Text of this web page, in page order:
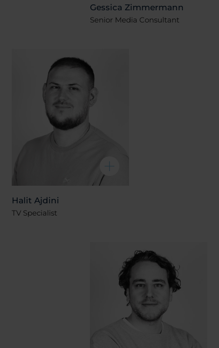
Gessica Zimmermann
Senior Media Consultant
Halit Ajdini
TV Specialist